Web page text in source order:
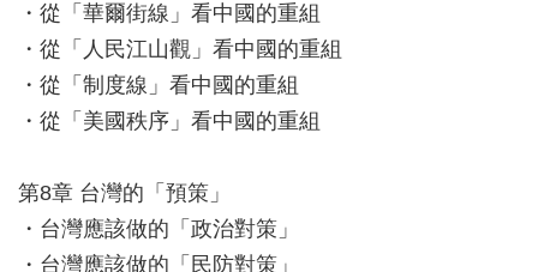
・從「華爾街線」看中國的重組
・從「人民江山觀」看中國的重組
・從「制度線」看中國的重組
・從「美國秩序」看中國的重組
第8章 台灣的「預策」
・台灣應該做的「政治對策」
・台灣應該做的「民防對策」